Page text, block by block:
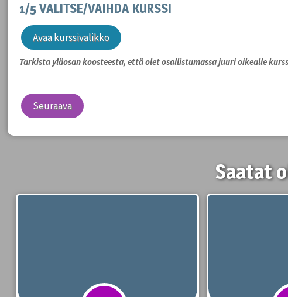
1/5 VALITSE/VAIHDA KURSSI
Avaa kurssivalikko
Tarkista yläosan koosteesta, että olet osallistumassa juuri oikealle
Seuraava
Saatat